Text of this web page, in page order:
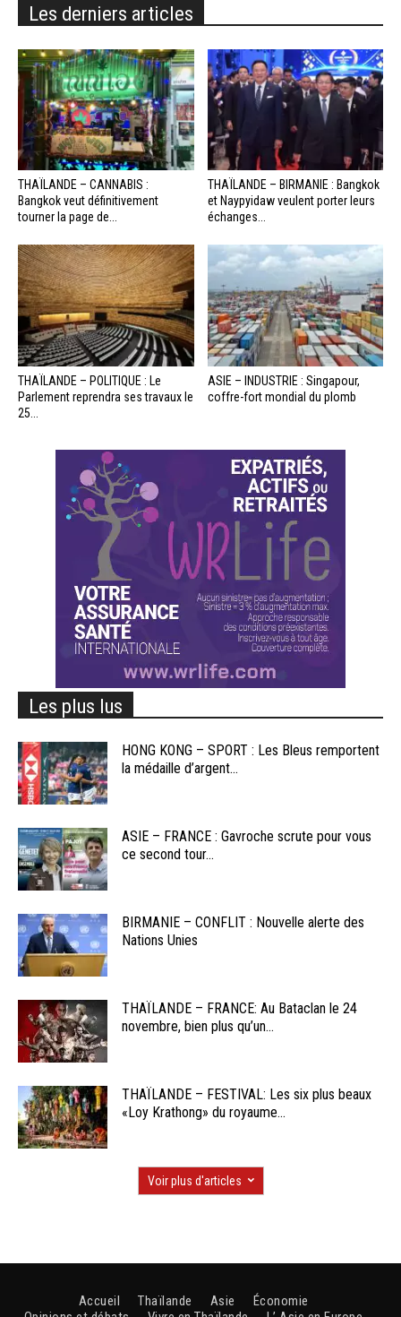
Les derniers articles
THAÏLANDE – CANNABIS :
Bangkok veut définitivement
tourner la page de...
THAÏLANDE – BIRMANIE : Bangkok
et Naypyidaw veulent porter leurs
échanges...
THAÏLANDE – POLITIQUE : Le
Parlement reprendra ses travaux le
25...
ASIE – INDUSTRIE : Singapour,
coffre-fort mondial du plomb
Les plus lus
HONG KONG – SPORT : Les Bleus remportent
la médaille d’argent...
ASIE – FRANCE : Gavroche scrute pour vous
ce second tour...
BIRMANIE – CONFLIT : Nouvelle alerte des
Nations Unies
THAÏLANDE – FRANCE: Au Bataclan le 24
novembre, bien plus qu’un...
THAÏLANDE – FESTIVAL: Les six plus beaux
«Loy Krathong» du royaume...
Voir plus d'articles
Accueil Thaïlande Asie
Économie